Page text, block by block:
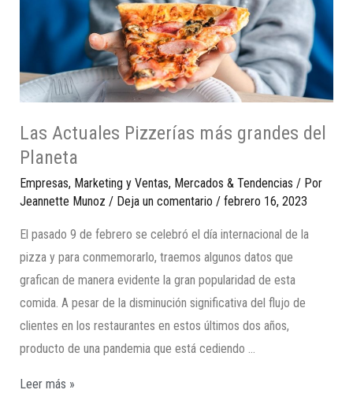
Las Actuales Pizzerías más grandes del
Planeta
Empresas, Marketing y Ventas, Mercados & Tendencias / Por
Jeannette Munoz / Deja un comentario / febrero 16, 2023
El pasado 9 de febrero se celebró el día internacional de la
pizza y para conmemorarlo, traemos algunos datos que
grafican de manera evidente la gran popularidad de esta
comida. A pesar de la disminución significativa del flujo de
clientes en los restaurantes en estos últimos dos años,
producto de una pandemia que está cediendo …
Leer más »